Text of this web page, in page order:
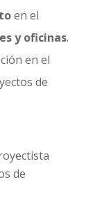
en el
y oficinas.
en el
de
de